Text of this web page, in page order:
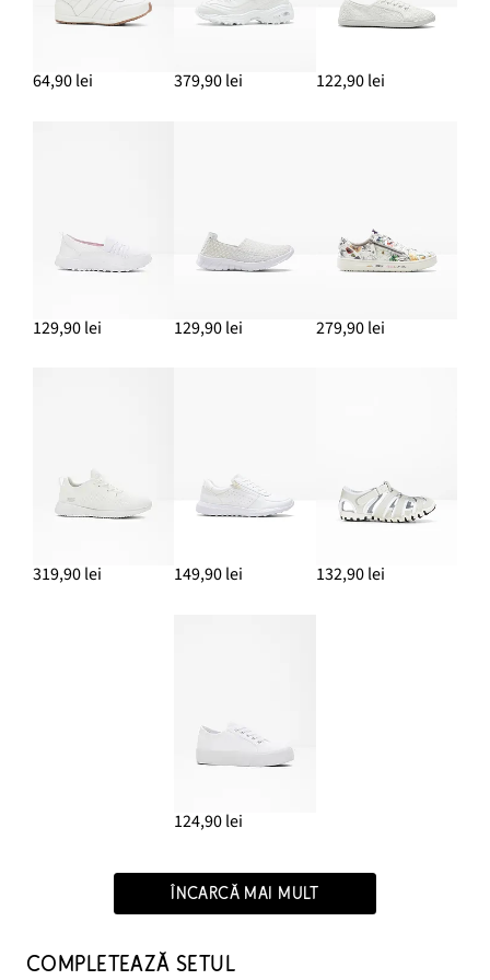
Colanți sport cu uscare rapidă
64,90 lei 379,90 lei 122,90 lei
129,90 lei 129,90 lei 279,90 lei
319,90 lei 149,90 lei 132,90 lei
124,90 lei
ÎNCARCĂ MAI MULT
COMPLETEAZĂ SETUL